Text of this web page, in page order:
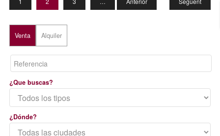
Venta Alquiler
¿Que buscas?
¿Dónde?